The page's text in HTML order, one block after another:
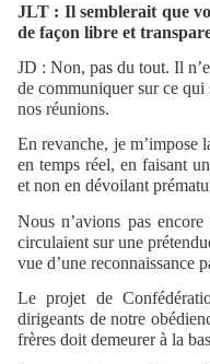
JLT : Il semblerait que
de façon libre et
JD : Non, pas du tout. Il
de communiquer sur ce qui
nos réunions.
En revanche, je m’impose
en temps réel, en faisant
et non en dévoilant
Nous n’avions pas
circulaient sur une
vue d’une
Le projet de
dirigeants de notre
frères doit demeurer à la